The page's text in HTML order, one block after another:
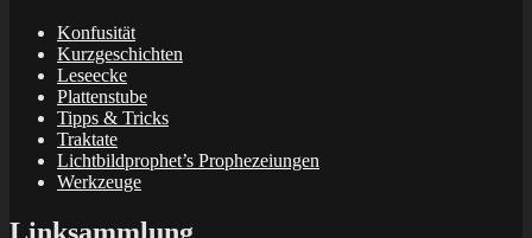
Konfusität
Kurzgeschichten
Leseecke
Plattenstube
Tipps & Tricks
Traktate
Lichtbildprophet’s Prophezeiungen
Werkzeuge